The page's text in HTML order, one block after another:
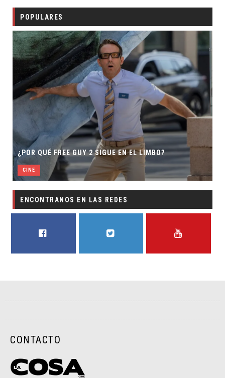
POPULARES
¿POR QUÉ FREE GUY 2 SIGUE EN EL LIMBO?
CINE
ENCONTRANOS EN LAS REDES
CONTACTO